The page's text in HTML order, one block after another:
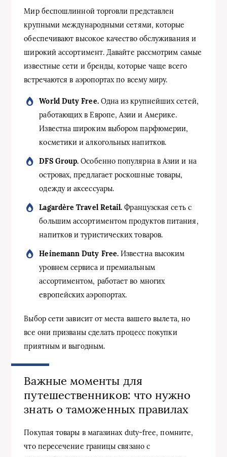
Мир беспошлинной торговли представлен
крупными международными сетями, которые
обеспечивают высокое качество обслуживания и
широкий ассортимент. Давайте рассмотрим самые
известные сети и бренды, которые чаще всего
встречаются в аэропортах по всему миру.
World Duty Free.Одна из крупнейших сетей,
работающих в Европе, Азии и Америке.
Известна широким выбором парфюмерии,
косметики и алкогольных напитков.
DFS Group. Особенно популярна в Азии и на
островах, предлагает роскошные товары,
одежду и аксессуары.
Lagardère Travel Retail. Французская сеть с
большим ассортиментом продуктов питания,
напитков и туристических товаров.
Heinemann Duty Free. Известна высоким
уровнем сервиса и премиальным
ассортиментом, работает во многих
европейских аэропортах.
Выбор сети зависит от места вашего вылета, но
все они призваны сделать процесс покупки
приятным и выгодным.
Важные моменты для
путешественников: что нужно
знать о таможенных правилах
Покупая товары в магазинах duty-free, помните,
что пересечение границы связано с